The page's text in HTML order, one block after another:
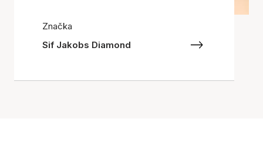
Značka
Sif Jakobs Diamond